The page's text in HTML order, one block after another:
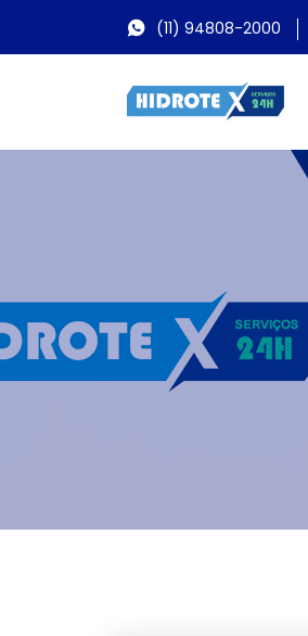
(11) 94808-2000